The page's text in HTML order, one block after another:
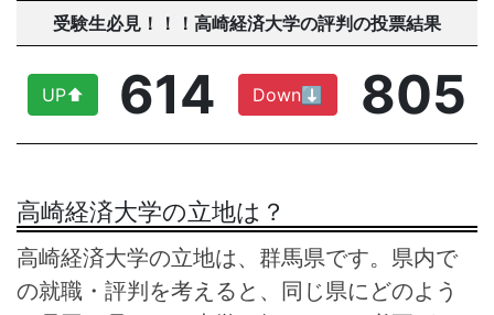
受験生必見！！！高崎経済大学の評判の投票結果
UP⬆︎ 614 Down⬇︎ 805
高崎経済大学の立地は？
高崎経済大学の立地は、群馬県です。県内で
の就職・評判を考えると、同じ県にどのよう